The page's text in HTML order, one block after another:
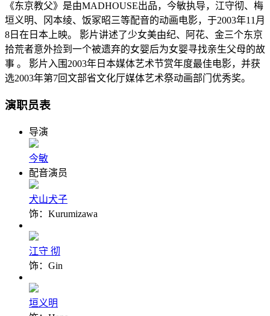
《东京教父》是由MADHOUSE出品，今敏执导，江守彻、梅
垣义明、冈本绫、饭冢昭三等配音的动画电影，于2003年11月
8日在日本上映。 影片讲述了少女美由纪、阿花、金三个东京
拾荒者意外捡到一个被遗弃的女婴后为女婴寻找亲生父母的故
事 。 影片入围2003年日本媒体艺术节赏年度最佳电影，并获
选2003年第7回文部省文化厅媒体艺术祭动画部门优秀奖。
演职员表
导演
今敏
配音演员
犬山犬子
饰：Kurumizawa
江守 彻
饰：Gin
垣义明